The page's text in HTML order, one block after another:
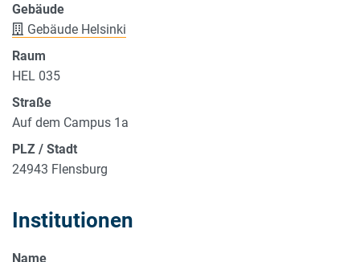
Gebäude
Gebäude Helsinki
Raum
HEL 035
Straße
Auf dem Campus 1a
PLZ / Stadt
24943 Flensburg
Institutionen
Name